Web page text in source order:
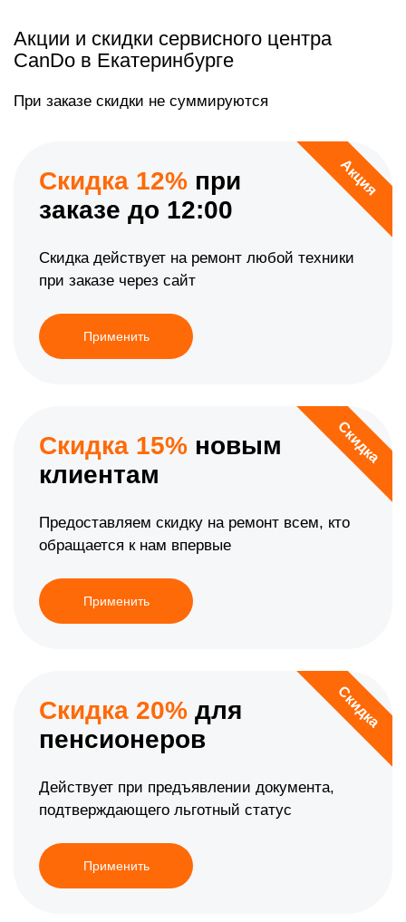
Акции и скидки сервисного центра
CanDo в Екатеринбурге
При заказе скидки не суммируются
Акция
Скидка 12% при
заказе до 12:00
Скидка действует на ремонт любой техники
при заказе через сайт
Применить
Скидка
Скидка 15% новым
клиентам
Предоставляем скидку на ремонт всем, кто
обращается к нам впервые
Применить
Скидка
Скидка 20% для
пенсионеров
Действует при предъявлении документа,
подтверждающего льготный статус
Применить